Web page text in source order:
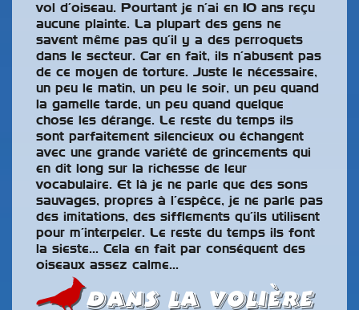
vol d’oiseau. Pourtant je n’ai en 10 ans reçu
aucune plainte. La plupart des gens ne
savent même pas qu’il y a des perroquets
dans le secteur. Car en fait, ils n’abusent pas
de ce moyen de torture. Juste le nécessaire,
un peu le matin, un peu le soir, un peu quand
la gamelle tarde, un peu quand quelque
chose les dérange. Le reste du temps ils
sont parfaitement silencieux ou échangent
avec une grande variété de grincements qui
en dit long sur la richesse de leur
vocabulaire. Et là je ne parle que des sons
sauvages, propres à l’espèce, je ne parle pas
des imitations, des sifflements qu’ils utilisent
pour m’interpeler. Le reste du temps ils font
la sieste… Cela en fait par conséquent des
oiseaux assez calme…
Dans la volière